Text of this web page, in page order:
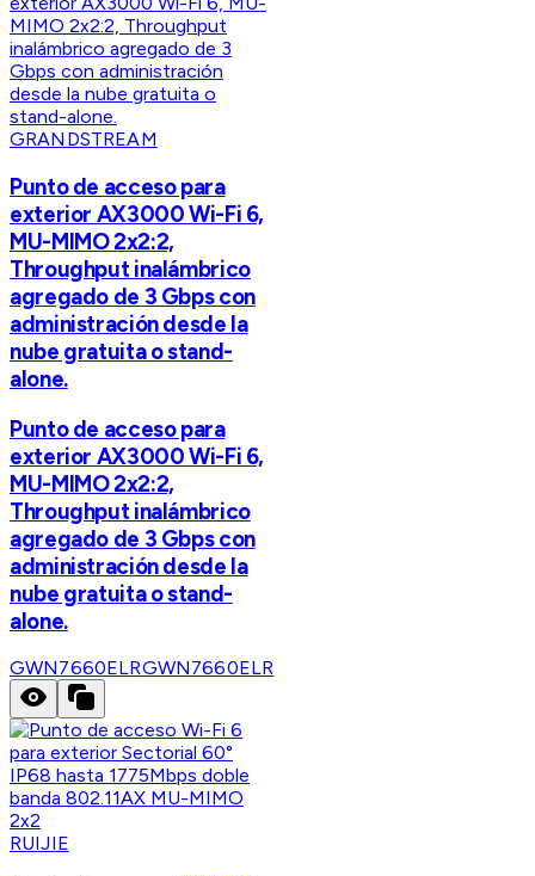
GRANDSTREAM
Punto de acceso para
exterior AX3000 Wi-Fi 6,
MU-MIMO 2x2:2,
Throughput inalámbrico
agregado de 3 Gbps con
administración desde la
nube gratuita o stand-
alone.
Punto de acceso para
exterior AX3000 Wi-Fi 6,
MU-MIMO 2x2:2,
Throughput inalámbrico
agregado de 3 Gbps con
administración desde la
nube gratuita o stand-
alone.
GWN7660ELRGWN7660ELR
RUIJIE